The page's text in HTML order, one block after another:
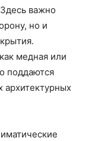
важно
но и
медная или
поддаются
архитектурных